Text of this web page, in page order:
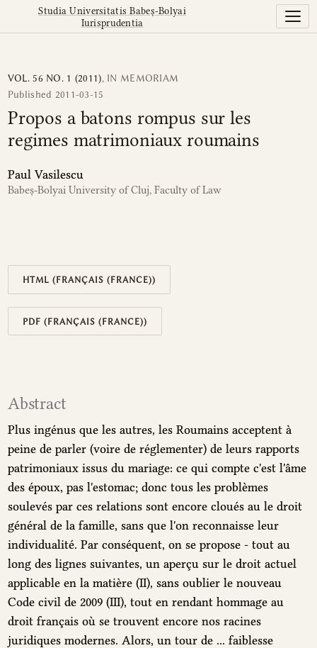
Propos a batons rompus sur les regimes matrimoniaux
Studia Universitatis Babeș-Bolyai
Iurisprudentia
VOL. 56 NO. 1 (2011), IN MEMORIAM
Propos a batons rompus sur les
regimes matrimoniaux roumains
Published 2011-03-15
Paul Vasilescu
Babeș-Bolyai University of Cluj, Faculty of Law
HTML (FRANÇAIS (FRANCE))
PDF (FRANÇAIS (FRANCE))
Abstract
Plus ingénus que les autres, les Roumains acceptent à
peine de parler (voire de réglementer) de leurs rapports
patrimoniaux issus du mariage: ce qui compte c'est l'âme
des époux, pas l'estomac; donc tous les problèmes
soulevés par ces relations sont encore cloués au le droit
général de la famille, sans que l'on reconnaisse leur
individualité. Par conséquent, on se propose - tout au
long des lignes suivantes, un aperçu sur le droit actuel
applicable en la matière (II), sans oublier le nouveau
Code civil de 2009 (III), tout en rendant hommage au
droit français où se trouvent encore nos racines
juridiques modernes. Alors, un tour de ... faiblesse